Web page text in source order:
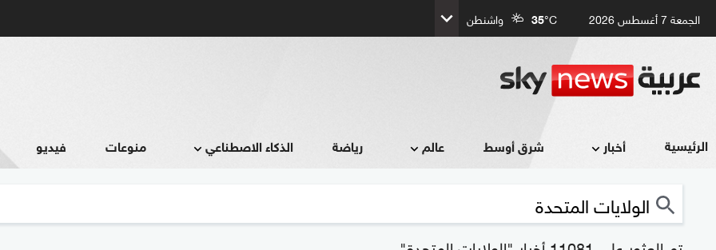
الجمعة 7 أغسطس 2026 35°C واشنطن
الرئيسية أخبار شرق أوسط عالم رياضة الذكاء الاصطناعي منوعات فيديو